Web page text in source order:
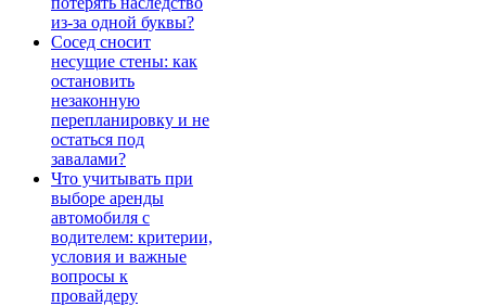
из-за одной буквы?
Сосед сносит
несущие стены: как
остановить
незаконную
перепланировку и не
остаться под
завалами?
Что учитывать при
выборе аренды
автомобиля с
водителем: критерии,
условия и важные
вопросы к
провайдеру